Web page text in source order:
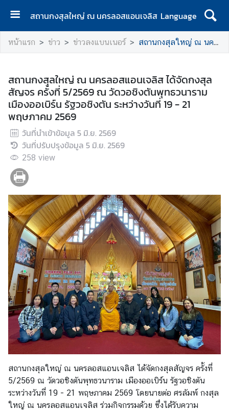
สถานกงสุลใหญ่ ณ นครลอสแอนเจลิส Language
ห
น้
ร
ก
ง
า
น
บ
ก
ร
ค
น
ไ
ท
ย
ต
ร
ว
จ
ล
ง
ต
ร
า
หน้าแรก ข่าว ข่าวลงแบนเนอร์ สถานกงสุลใหญ่ ณ นครลอสแอนเจลิส ได้จัดกงสุลสัญจร ครั้งที่ 5/2569 ณ วัดวอชิงตันพุทธวนาราม เมืองออเบิร์น รัฐวอชิงตัน ระหว่างวันที่ 19 - 21 พฤษภาคม 2569
สถานกงสุลใหญ่ ณ นครลอสแอนเจลิส ได้จัดกงสุล
สัญจร ครั้งที่ 5/2569 ณ วัดวอชิงตันพุทธวนาราม
เมืองออเบิร์น รัฐวอชิงตัน ระหว่างวันที่ 19 - 21
พฤษภาคม 2569
วันที่นำเข้าข้อมูล 5 มิ.ย. 2569
วันที่ปรับปรุงข้อมูล 5 มิ.ย. 2569
258 view
สถานกงสุลใหญ่ ณ นครลอสแอนเจลิส ได้จัดกงสุลสัญจร ครั้งที่
5/2569 ณ วัดวอชิงตันพุทธวนาราม เมืองออเบิร์น รัฐวอชิงตัน
ระหว่างวันที่ 19 - 21 พฤษภาคม 2569 โดยนายต่อ ศรลัมพ์ กงสุล
ใหญ่ ณ นครลอสแอนเจลิส ร่วมกิจกรรมด้วย ซึ่งได้รับความ